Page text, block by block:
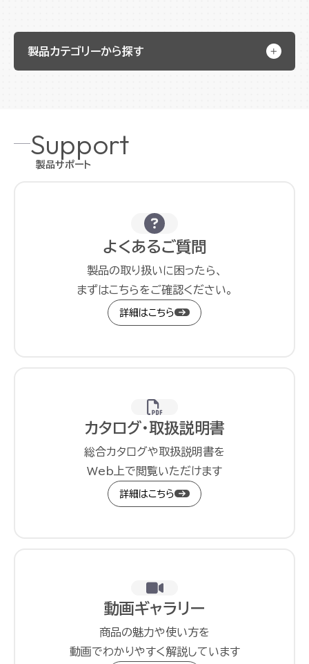
製品カテゴリーから探す
Support
製品サポート
よくあるご質問
製品の取り扱いに困ったら、
まずはこちらをご確認ください。
詳細はこちら
カタログ・取扱説明書
総合カタログや取扱説明書を
Web上で閲覧いただけます
詳細はこちら
動画ギャラリー
商品の魅力や使い方を
動画でわかりやすく解説しています